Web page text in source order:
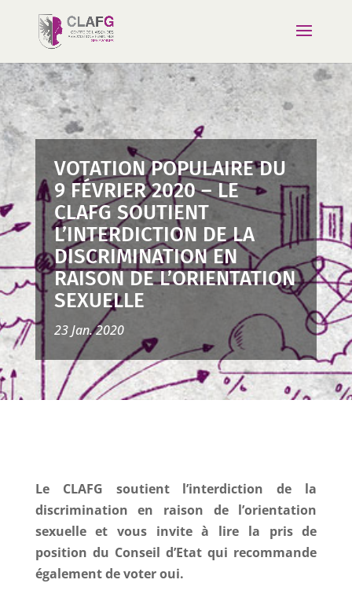
VOTATION POPULAIRE DU
9 FÉVRIER 2020 – LE
CLAFG SOUTIENT
L’INTERDICTION DE LA
DISCRIMINATION EN
RAISON DE L’ORIENTATION
SEXUELLE
23 Jan. 2020
Le CLAFG soutient l’interdiction de la
discrimination en raison de l’orientation
sexuelle et vous invite à lire la pris de
position du Conseil d’Etat qui recommande
également de voter oui.